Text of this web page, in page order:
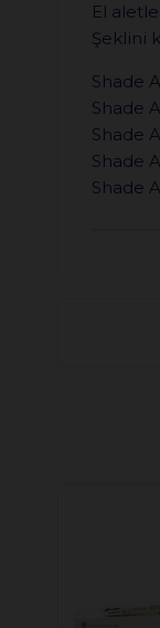
El
Şeklini
Shade
Shade
Shade
Shade
Shade